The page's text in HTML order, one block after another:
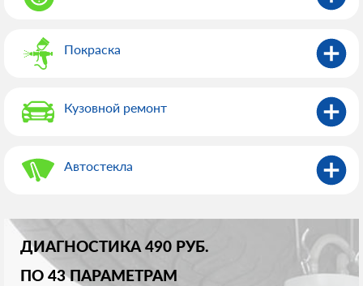
Покраска
Кузовной ремонт
Автостекла
ДИАГНОСТИКА 490 РУБ.
ПО 43 ПАРАМЕТРАМ